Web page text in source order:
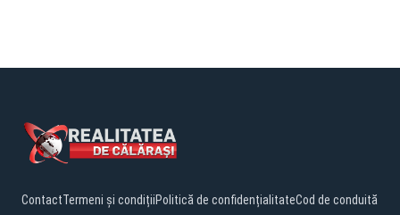
ContactTermeni și condițiiPolitică de confidențialitateCod de conduită